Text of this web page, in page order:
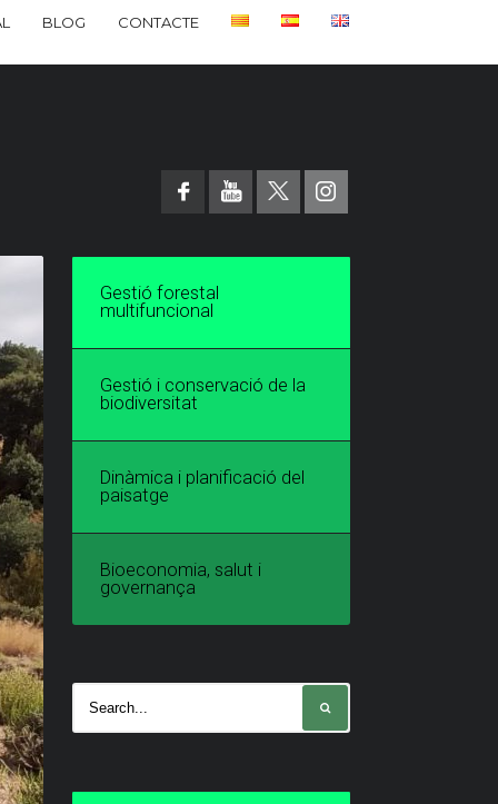
BLOG CONTACTE
Gestió forestal
multifuncional
Gestió i conservació de la
biodiversitat
Dinàmica i planificació del
paisatge
Bioeconomia, salut i
governança